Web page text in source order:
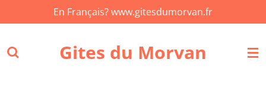
direct
de
En Français? www.gitesdumorvan.fr
Gites du Morvan